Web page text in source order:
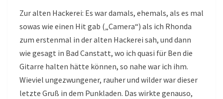
Zur alten Hackerei: Es war damals, ehemals, als es mal
sowas wie einen Hit gab („Camera“) als ich Rhonda
zum erstenmal in der alten Hackerei sah, und dann
wie gesagt in Bad Canstatt, wo ich quasi für Ben die
Gitarre halten hätte können, so nahe war ich ihm.
Wieviel ungezwungener, rauher und wilder war dieser
letzte Gruß in dem Punkladen. Das wirkte genauso,